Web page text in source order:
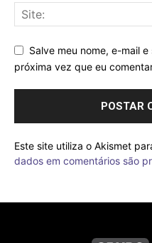
Salve meu nome, e-mail
próxima vez que eu
Este site utiliza o Akismet
dados em comentários são